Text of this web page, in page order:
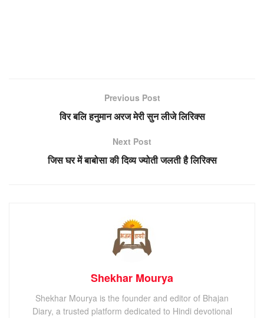
Previous Post
विर बलि हनुमान अरज मेरी सुन लीजे लिरिक्स
Next Post
जिस घर में बाबोसा की दिव्य ज्योती जलती है लिरिक्स
Shekhar Mourya
Shekhar Mourya is the founder and editor of Bhajan
Diary, a trusted platform dedicated to Hindi devotional